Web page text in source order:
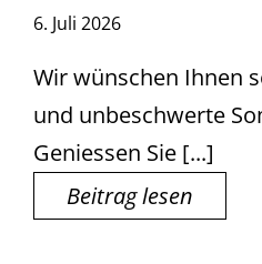
6. Juli 2026
Wir wünschen Ihnen
und unbeschwerte
Geniessen Sie [...]
Beitrag lesen